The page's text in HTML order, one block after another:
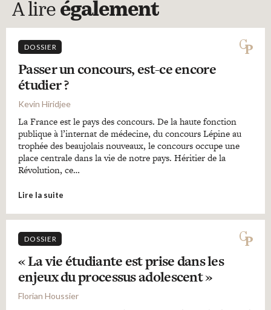
A lire également
DOSSIER
Passer un concours, est-ce encore
étudier ?
Kevin Hiridjee
La France est le pays des concours. De la haute fonction
publique à l’internat de médecine, du concours Lépine au
trophée des beaujolais nouveaux, le concours occupe une
place centrale dans la vie de notre pays. Héritier de la
Révolution, ce…
Lire la suite
DOSSIER
« La vie étudiante est prise dans les
enjeux du processus adolescent »
Florian Houssier